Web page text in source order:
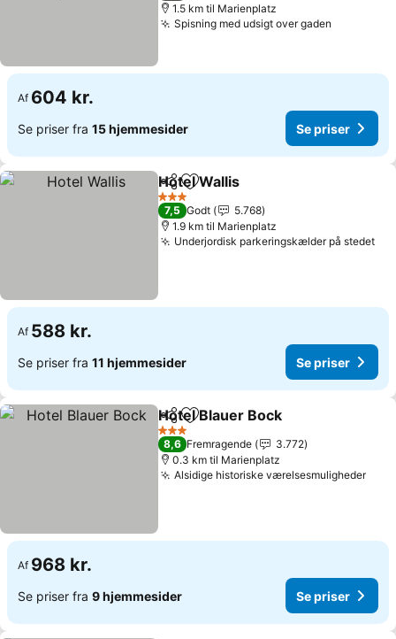
1.5 km til Marienplatz
Spisning med udsigt over gaden
Af 604 kr.
Se priser fra 15 hjemmesider Se priser
Del Føj til favoritter
Hotel Wallis
3 Stjerner
7,5 Godt
5.768
1.9 km til Marienplatz
Underjordisk parkeringskælder på stedet
Af 588 kr.
Se priser fra 11 hjemmesider Se priser
Del Føj til favoritter
Hotel Blauer Bock
3 Stjerner
8,6 Fremragende
3.772
0.3 km til Marienplatz
Alsidige historiske værelsesmuligheder
Af 968 kr.
Se priser fra 9 hjemmesider Se priser